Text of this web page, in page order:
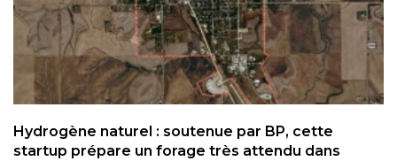
Hydrogène naturel : soutenue par BP, cette
startup prépare un forage très attendu dans